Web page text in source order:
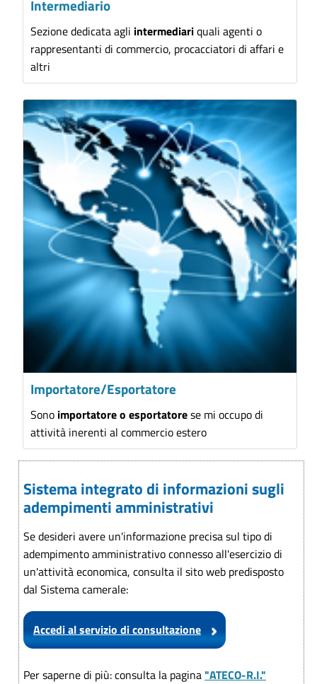
Intermediario
Sezione dedicata agli intermediariquali agenti o
rappresentanti di commercio, procacciatori di affari e
altri
Importatore/Esportatore
Sono importatore o esportatorese mi occupo di
attività inerenti al commercio estero
Sistema integrato di informazioni sugli
adempimenti amministrativi
Se desideri avere un'informazione precisa sul tipo di
adempimento amministrativo connesso all'esercizio di
un'attività economica, consulta il sito web predisposto
dal Sistema camerale:
Accedi al servizio di consultazione
Per saperne di più: consulta la pagina"ATECO-R.I."